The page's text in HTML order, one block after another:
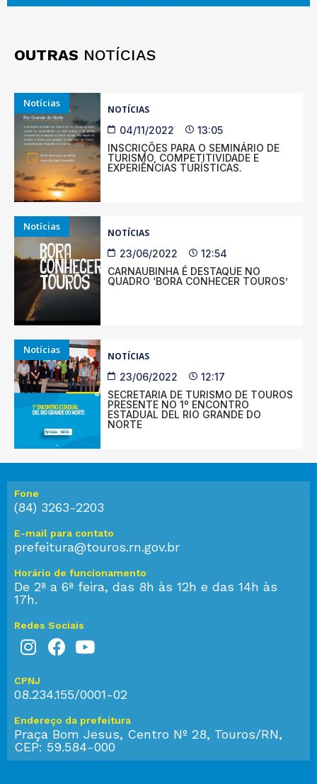
OUTRAS NOTÍCIAS
Notícias
NOTÍCIAS
04/11/2022
13:05
INSCRIÇÕES PARA O SEMINÁRIO DE
TURISMO, COMPETITIVIDADE E
EXPERIÊNCIAS TURÍSTICAS.
Notícias
NOTÍCIAS
23/06/2022
12:54
CARNAUBINHA É DESTAQUE NO
QUADRO ‘BORA CONHECER TOUROS’
Notícias
NOTÍCIAS
23/06/2022
12:17
SECRETARIA DE TURISMO DE TOUROS
PRESENTE NO 1º ENCONTRO
ESTADUAL DEL RIO GRANDE DO
NORTE
Fone
(84) 3263-2203
E-mail para contato
prefeitura@touros.rn.gov.br
Horário de funcionamento
De 2ª a 6ª feira, das 8h às 12h e das 14h às
17h.
Redes Sociais
CPNJ
08.234.155/0001-02
Endereço da prefeitura
Praça Bom Jesus, Centro Nº 28, Touros/RN,
CEP: 59.584-000